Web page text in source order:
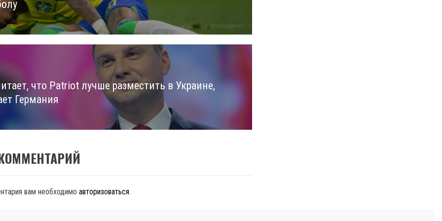
что Patriot лучше разместить в Украине,
Германия
вам необходимо авторизоваться.